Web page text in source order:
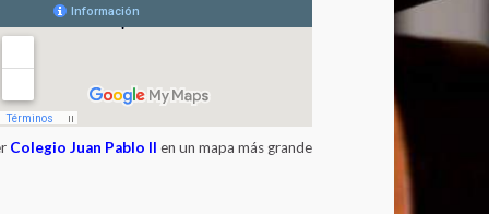
Colegio Juan Pablo II en un mapa más grande